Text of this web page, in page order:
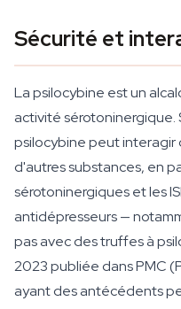
Sécurité et
La psilocybine est un
activité sérotoninergique.
psilocybine peut
d'autres substances, en
sérotoninergiques et les
antidépresseurs —
pas avec des truffes à
2023 publiée dans PMC
ayant des antécédents